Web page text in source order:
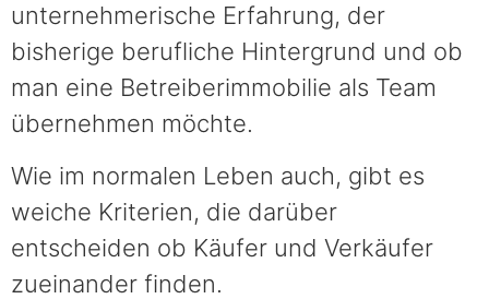
unternehmerische Erfahrung, der
bisherige berufliche Hintergrund und ob
man eine Betreiberimmobilie als Team
übernehmen möchte.
Wie im normalen Leben auch, gibt es
weiche Kriterien, die darüber
entscheiden ob Käufer und Verkäufer
zueinander finden.